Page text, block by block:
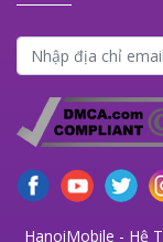
HanoiMobile - Hệ